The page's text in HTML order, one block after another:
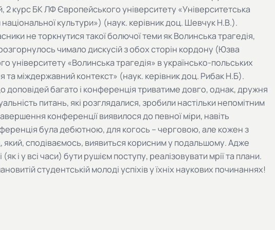
2 курс БК ЛФ Європейського університету «Університетська
національної культури») (наук. керівник доц. Шевчук Н.В.).
не торкнутися такої болючої теми як Волинська трагедія,
чимало дискусій з обох сторін кордону (Юзва
університету «Волинська трагедія» в українсько-польських
та міждержавний контекст» (наук. керівник доц. Рибак Н.Б).
багато і конференція триватиме довго, однак, дружня
питань, які розглядалися, зробили настільки непомітним
конференції виявилося до певної міри, навіть
була дебютною, для когось – черговою, але кожен з
який, сподіваємось, виявиться корисним у подальшому. Адже
і у всі часи) бути рушієм поступу, реалізовувати мрії та плани.
студентській молоді успіхів у їхніх наукових починаннях!